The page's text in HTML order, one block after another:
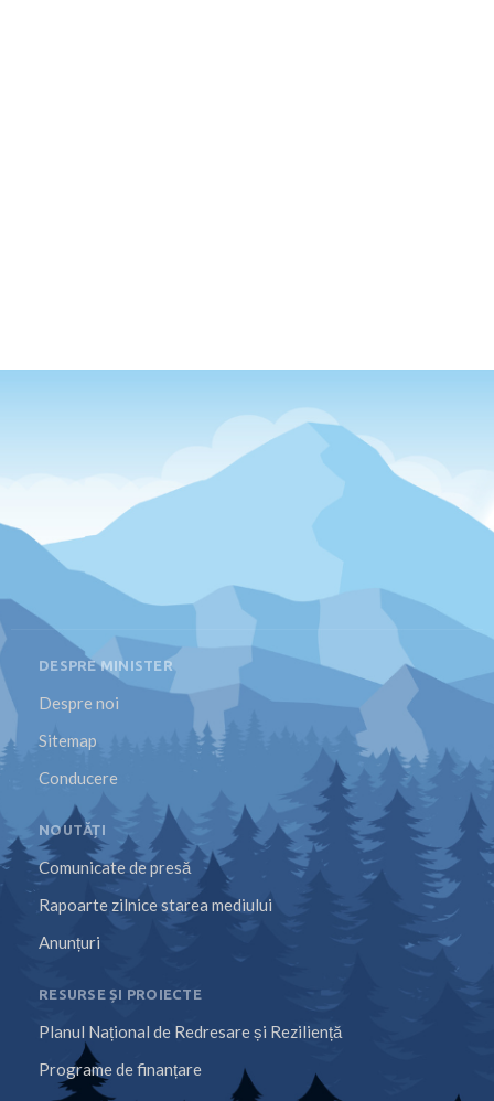
DESPRE MINISTER
Despre noi
Sitemap
Conducere
NOUTĂȚI
Comunicate de presă
Rapoarte zilnice starea mediului
Anunțuri
RESURSE ȘI PROIECTE
Planul Național de Redresare și Reziliență
Programe de finanțare